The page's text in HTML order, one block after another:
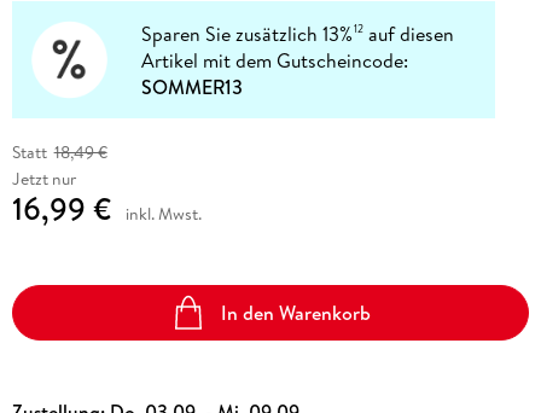
Sparen Sie zusätzlich 13%12 auf diesen
Artikel mit dem Gutscheincode:
SOMMER13
Statt 18,49 €
Jetzt nur
16,99 € inkl. Mwst.
In den Warenkorb